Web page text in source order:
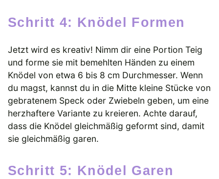
Schritt 4: Knödel Formen
Jetzt wird es kreativ! Nimm dir eine Portion Teig
und forme sie mit bemehlten Händen zu einem
Knödel von etwa 6 bis 8 cm Durchmesser. Wenn
du magst, kannst du in die Mitte kleine Stücke von
gebratenem Speck oder Zwiebeln geben, um eine
herzhaftere Variante zu kreieren. Achte darauf,
dass die Knödel gleichmäßig geformt sind, damit
sie gleichmäßig garen.
Schritt 5: Knödel Garen